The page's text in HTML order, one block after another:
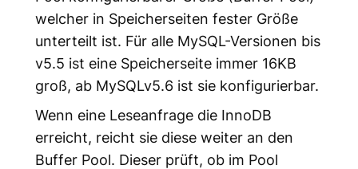
welcher in Speicherseiten fester Größe
unterteilt ist. Für alle MySQL-Versionen bis
v5.5 ist eine Speicherseite immer 16KB
groß, ab MySQLv5.6 ist sie konfigurierbar.
Wenn eine Leseanfrage die InnoDB
erreicht, reicht sie diese weiter an den
Buffer Pool. Dieser prüft, ob im Pool